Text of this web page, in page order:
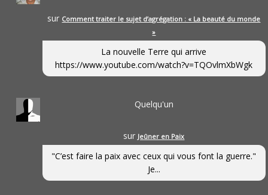
sur Comment traiter le sujet d’agrégation : « La beauté du monde
»
La nouvelle Terre qui arrive
https://www.youtube.com/watch?v=TQOvlmXbWgk
Quelqu'un
sur Jeûner en Paix
"C’est faire la paix avec ceux qui vous font la guerre."
Je...